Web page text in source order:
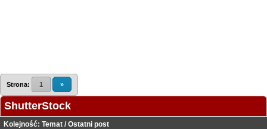
Strona: 1 »
ShutterStock
Kolejność: Temat / Ostatni post